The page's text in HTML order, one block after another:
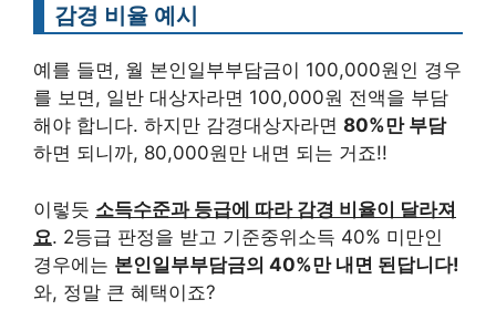
감경 비율 예시
예를 들면, 월 본인일부부담금이 100,000원인 경우
를 보면, 일반 대상자라면 100,000원 전액을 부담
해야 합니다. 하지만 감경대상자라면 80%만 부담
하면 되니까, 80,000원만 내면 되는 거죠!!
이렇듯 소득수준과 등급에 따라 감경 비율이 달라져
요. 2등급 판정을 받고 기준중위소득 40% 미만인
경우에는 본인일부부담금의 40%만 내면 된답니다!
와, 정말 큰 혜택이죠?